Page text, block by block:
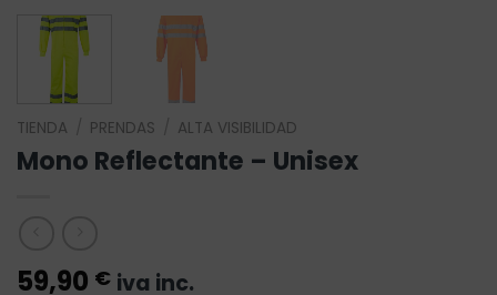
TIENDA PRENDAS ALTA VISIBILIDAD
Mono Reflectante – Unisex
59,90 € iva inc.